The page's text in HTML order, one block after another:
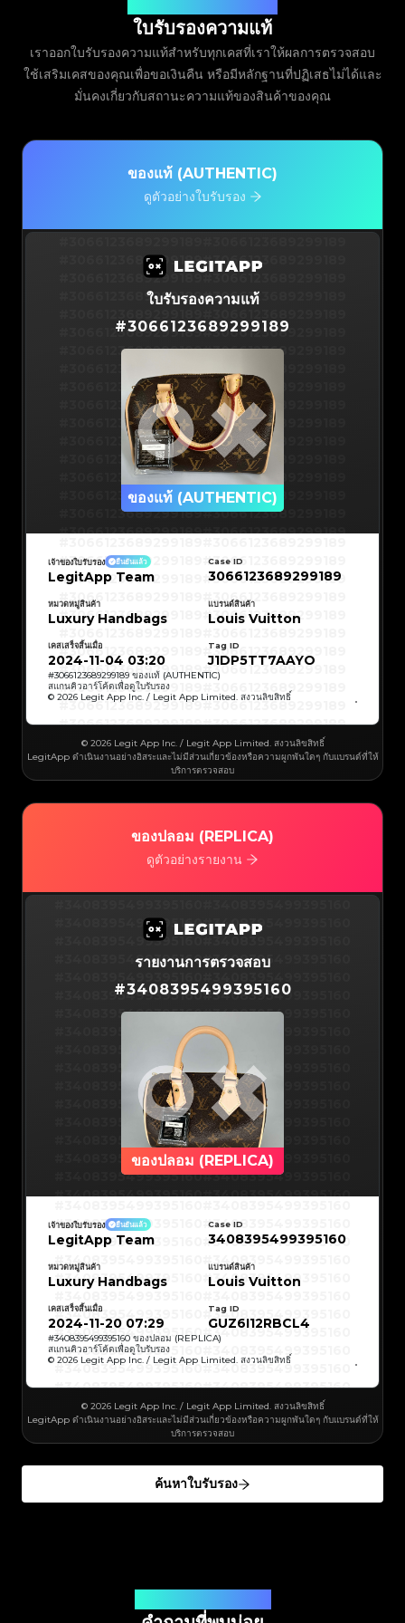
ใบรับรองความแท้
เราออกใบรับรองความแท้สำหรับทุกเคสที่เราให้ผลการตรวจสอบ
ใช้เสริมเคสของคุณเพื่อขอเงินคืน หรือมีหลักฐานที่ปฏิเสธไม่ได้และ
มั่นคงเกี่ยวกับสถานะความแท้ของสินค้าของคุณ
ของแท้ (AUTHENTIC)
ดูตัวอย่างใบรับรอง
#3066123689299189#3066123689299189
#3066123689299189#3066123689299189
#3066123689299189#3066123689299189
#3066123689299189#3066123689299189
#3066123689299189#3066123689299189
#3066123689299189#3066123689299189
#3066123689299189#3066123689299189
#3066123689299189#3066123689299189
#3066123689299189#3066123689299189
#3066123689299189#3066123689299189
#3066123689299189#3066123689299189
#3066123689299189#3066123689299189
#3066123689299189#3066123689299189
#3066123689299189#3066123689299189
#3066123689299189
#3066123689299189
#3066123689299189
#3066123689299189
#3066123689299189
#3066123689299189
#3066123689299189
#3066123689299189
#3066123689299189
#3066123689299189
#3066123689299189
#3066123689299189
#3066123689299189#3066123689299189
#3066123689299189 #3066123689299189
#3066123689299189#3066123689299189
#3066123689299189#3066123689299189
#3066123689299189#3066123689299189
#3066123689299189#3066123689299189
#3066123689299189#3066123689299189
#3066123689299189#3066123689299189
#3066123689299189#3066123689299189
#3066123689299189#3066123689299189
#3066123689299189#3066123689299189
#3066123689299189#3066123689299189
#3066123689299189#3066123689299189
#3066123689299189
#3066123689299189
#3066123689299189#3066123689299189
#3066123689299189
#3066123689299189
#3066123689299189#3066123689299189
#3066123689299189#3066123689299189
#3066123689299189#3066123689299189
#3066123689299189#3066123689299189
#3066123689299189#3066123689299189
#3066123689299189#3066123689299189
#3066123689299189#3066123689299189
#3066123689299189
#3066123689299189
#3066123689299189
#3066123689299189
#3066123689299189
#3066123689299189
#3066123689299189
#3066123689299189
#3066123689299189
#3066123689299189
#3066123689299189
#3066123689299189#3066123689299189
#3066123689299189#3066123689299189
#3066123689299189#3066123689299189
#3066123689299189#3066123689299189
#3066123689299189#3066123689299189
#3066123689299189
#3066123689299189
#3066123689299189#3066123689299189
#3066123689299189#3066123689299189
ใบรับรองความแท้
#3066123689299189
ของแท้ (AUTHENTIC)
#3066123689299189
#3066123689299189
#3066123689299189
#3066123689299189
#3066123689299189
#3066123689299189
#3066123689299189
#3066123689299189
#3066123689299189
#3066123689299189
#3066123689299189#3066123689299189
#3066123689299189
#3066123689299189
#3066123689299189#3066123689299189
#3066123689299189#3066123689299189
#3066123689299189#3066123689299189
#3066123689299189#3066123689299189
#3066123689299189#3066123689299189
#3066123689299189#3066123689299189
#3066123689299189
#3066123689299189
#3066123689299189#3066123689299189
#3066123689299189#3066123689299189
#3066123689299189#3066123689299189
#3066123689299189#3066123689299189
#3066123689299189#3066123689299189
#3066123689299189#3066123689299189
#3066123689299189#3066123689299189
#3066123689299189
#3066123689299189
#3066123689299189
#3066123689299189
#3066123689299189#3066123689299189
#3066123689299189#3066123689299189
#3066123689299189#3066123689299189
#3066123689299189#3066123689299189
#3066123689299189#3066123689299189
#3066123689299189#3066123689299189
#3066123689299189#3066123689299189
#3066123689299189
#3066123689299189
#3066123689299189
#3066123689299189
#3066123689299189
#3066123689299189
#3066123689299189
#3066123689299189
#3066123689299189
#3066123689299189
#3066123689299189
#3066123689299189
#3066123689299189#3066123689299189
#3066123689299189 #3066123689299189
#3066123689299189#3066123689299189
#3066123689299189#3066123689299189
#3066123689299189#3066123689299189
#3066123689299189#3066123689299189
#3066123689299189#3066123689299189
#3066123689299189#3066123689299189
#3066123689299189#3066123689299189
#3066123689299189#3066123689299189
#3066123689299189#3066123689299189
เจ้าของใบรับรอง ยืนยันแล้ว
LegitApp Team
Case ID
3066123689299189
หมวดหมู่สินค้า
Luxury Handbags
แบรนด์สินค้า
Louis Vuitton
เคสเสร็จสิ้นเมื่อ
2024-11-04 03:20
Tag ID
J1DP5TT7AAYO
#3066123689299189 ของแท้ (AUTHENTIC)
สแกนคิวอาร์โค้ดเพื่อดูใบรับรอง
© 2026 Legit App Inc. / Legit App Limited. สงวนลิขสิทธิ์
© 2026 Legit App Inc. / Legit App Limited. สงวนลิขสิทธิ์
LegitApp ดำเนินงานอย่างอิสระและไม่มีส่วนเกี่ยวข้องหรือความผูกพันใดๆ กับแบรนด์ที่ให้
บริการตรวจสอบ
ของปลอม (REPLICA)
ดูตัวอย่างรายงาน
#3408395499395160#3408395499395160
#3408395499395160#3408395499395160
#3408395499395160#3408395499395160
#3408395499395160#3408395499395160
#3408395499395160#3408395499395160
#3408395499395160#3408395499395160
#3408395499395160
#3408395499395160
#3408395499395160
#3408395499395160
#3408395499395160#3408395499395160
#3408395499395160#3408395499395160
#3408395499395160#3408395499395160
#3408395499395160#3408395499395160
#3408395499395160#3408395499395160
#3408395499395160#3408395499395160
#3408395499395160#3408395499395160
#3408395499395160
#3408395499395160
#3408395499395160
#3408395499395160
#3408395499395160
#3408395499395160
#3408395499395160
#3408395499395160
#3408395499395160
#3408395499395160
#3408395499395160
#3408395499395160
#3408395499395160#3408395499395160
#3408395499395160 #3408395499395160
#3408395499395160#3408395499395160
#3408395499395160#3408395499395160
#3408395499395160#3408395499395160
#3408395499395160#3408395499395160
#3408395499395160#3408395499395160
#3408395499395160#3408395499395160
#3408395499395160#3408395499395160
#3408395499395160#3408395499395160
#3408395499395160#3408395499395160
รายงานการตรวจสอบ
#3408395499395160
ของปลอม (REPLICA)
#3408395499395160
#3408395499395160
#3408395499395160
#3408395499395160
#3408395499395160
#3408395499395160
#3408395499395160
#3408395499395160
#3408395499395160
#3408395499395160
#3408395499395160 #3408395499395160
#3408395499395160
#3408395499395160
#3408395499395160#3408395499395160
#3408395499395160#3408395499395160
#3408395499395160#3408395499395160
#3408395499395160#3408395499395160
#3408395499395160#3408395499395160
#3408395499395160#3408395499395160
#3408395499395160
#3408395499395160#3408395499395160
เจ้าของใบรับรอง ยืนยันแล้ว
LegitApp Team
Case ID
3408395499395160
หมวดหมู่สินค้า
Luxury Handbags
แบรนด์สินค้า
Louis Vuitton
เคสเสร็จสิ้นเมื่อ
2024-11-20 07:29
Tag ID
GUZ6I12RBCL4
#3408395499395160 ของปลอม (REPLICA)
สแกนคิวอาร์โค้ดเพื่อดูใบรับรอง
© 2026 Legit App Inc. / Legit App Limited. สงวนลิขสิทธิ์
© 2026 Legit App Inc. / Legit App Limited. สงวนลิขสิทธิ์
LegitApp ดำเนินงานอย่างอิสระและไม่มีส่วนเกี่ยวข้องหรือความผูกพันใดๆ กับแบรนด์ที่ให้
บริการตรวจสอบ
ค้นหาใบรับรอง